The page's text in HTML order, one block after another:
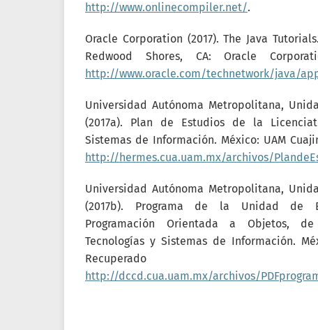
http://www.onlinecompiler.net/.
Oracle Corporation (2017). The Java
Redwood Shores, CA: Oracle
http://www.oracle.com/technetwork/java/
Universidad Autónoma Metropolitana,
(2017a). Plan de Estudios de la
Sistemas de Información. México: UAM
http://hermes.cua.uam.mx/archivos/
Universidad Autónoma Metropolitana,
(2017b). Programa de la Unidad de
Programación Orientada a Objetos,
Tecnologías y Sistemas de Información.
http://dccd.cua.uam.mx/archivos/